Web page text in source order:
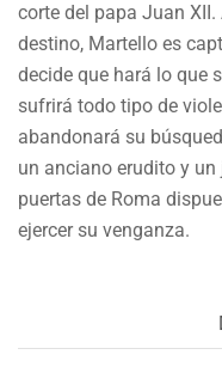
corte del papa Juan
destino, Martello es
decide que hará lo que
sufrirá todo tipo de
abandonará su
un anciano erudito y
puertas de Roma
ejercer su venganza.